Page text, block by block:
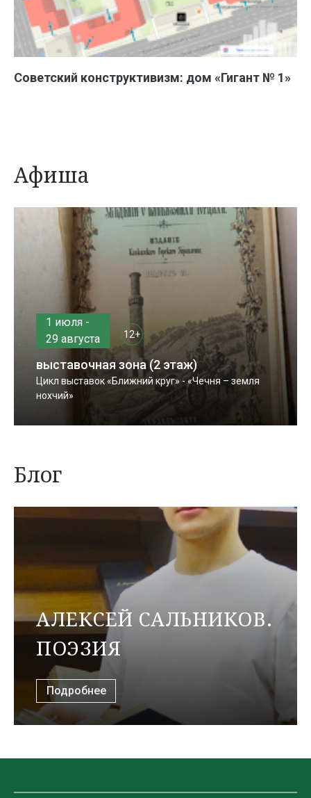
Советский конструктивизм: дом «Гигант № 1»
Афиша
1 июля -
29 августа
12+
выставочная зона (2 этаж)
Цикл выставок «Ближний круг» - «Чечня – земля
нохчий»
Блог
АЛЕКСЕЙ САЛЬНИКОВ.
ПОЭЗИЯ
Подробнее